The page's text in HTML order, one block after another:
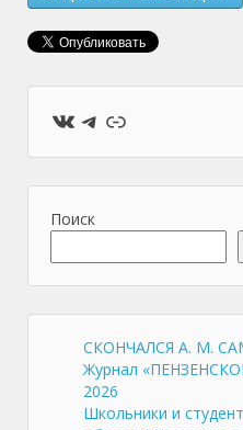
ВКонтакте
Telegram
Ссылка
Поиск
СКОНЧАЛСЯ А. М.
Журнал
2026
Школьники и